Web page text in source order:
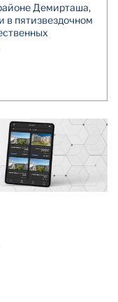
Демирташа,
в пятизвездочном